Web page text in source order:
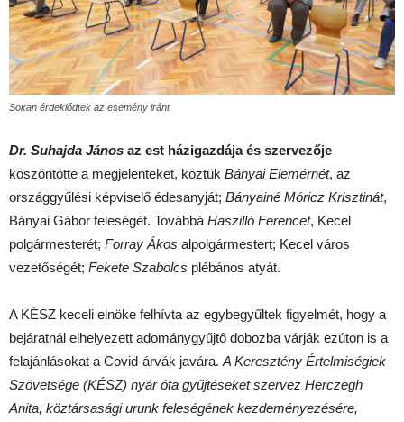
Sokan érdeklődtek az esemény iránt
Dr. Suhajda János az est házigazdája és szervezője
köszöntötte a megjelenteket, köztük Bányai Elemérnét, az
országgyűlési képviselő édesanyját; Bányainé Móricz Krisztinát,
Bányai Gábor feleségét. Továbbá Haszilló Ferencet, Kecel
polgármesterét; Forray Ákos alpolgármestert; Kecel város
vezetőségét; Fekete Szabolcs plébános atyát.
A KÉSZ keceli elnöke felhívta az egybegyűltek figyelmét, hogy a
bejáratnál elhelyezett adománygyűjtő dobozba várják ezúton is a
felajánlásokat a Covid-árvák javára. A Keresztény Értelmiségiek
Szövetsége (KÉSZ) nyár óta gyűjtéseket szervez Herczegh
Anita, köztársasági urunk feleségének kezdeményezésére,